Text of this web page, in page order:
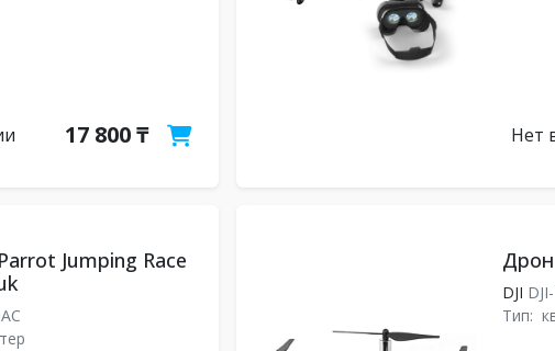
17 800 ₸ Нет
Jumping Race
Дрон
DJI
Тип: